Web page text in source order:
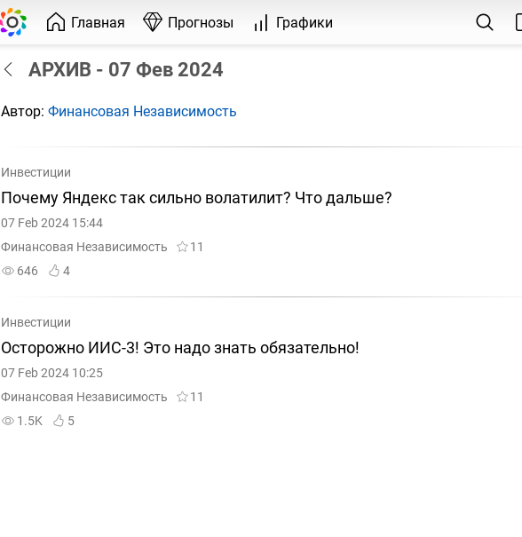
Главная Прогнозы Графики
АРХИВ - 07 Фев 2024
Автор: Финансовая Независимость
Инвестиции
Почему Яндекс так сильно волатилит? Что дальше?
07 Feb 2024 15:44
Финансовая Независимость
11
646
4
Инвестиции
Осторожно ИИС-3! Это надо знать обязательно!
07 Feb 2024 10:25
Финансовая Независимость
11
1.5K
5